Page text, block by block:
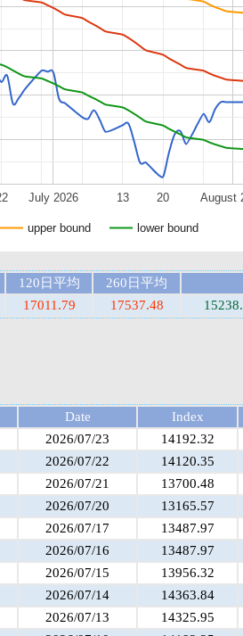
upper bound lower bound
July 2026 August
13 20
120日平均 260日平均
17011.79 17537.48
Date Index
2026/07/23 14192.32
2026/07/22 14120.35
2026/07/21 13700.48
2026/07/20 13165.57
2026/07/17 13487.97
2026/07/16 13487.97
2026/07/15 13956.32
2026/07/14 14363.84
2026/07/13 14325.95